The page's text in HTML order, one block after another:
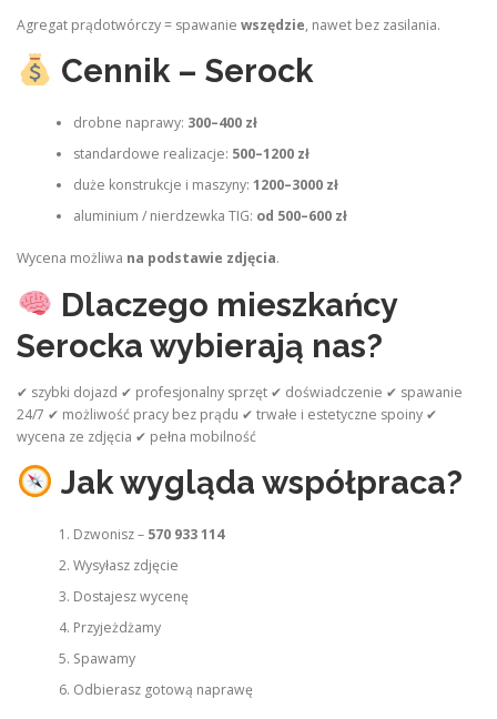
Agregat prądotwórczy = spawanie wszędzie, nawet bez zasilania.
Cennik – Serock
drobne naprawy: 300–400 zł
standardowe realizacje: 500–1200 zł
duże konstrukcje i maszyny: 1200–3000 zł
aluminium / nierdzewka TIG: od 500–600 zł
Wycena możliwa na podstawie zdjęcia.
Dlaczego mieszkańcy
Serocka wybierają nas?
✔ szybki dojazd ✔ profesjonalny sprzęt ✔ doświadczenie ✔ spawanie
24/7 ✔ możliwość pracy bez prądu ✔ trwałe i estetyczne spoiny ✔
wycena ze zdjęcia ✔ pełna mobilność
Jak wygląda współpraca?
Dzwonisz – 570 933 114
Wysyłasz zdjęcie
Dostajesz wycenę
Przyjeżdżamy
Spawamy
Odbierasz gotową naprawę